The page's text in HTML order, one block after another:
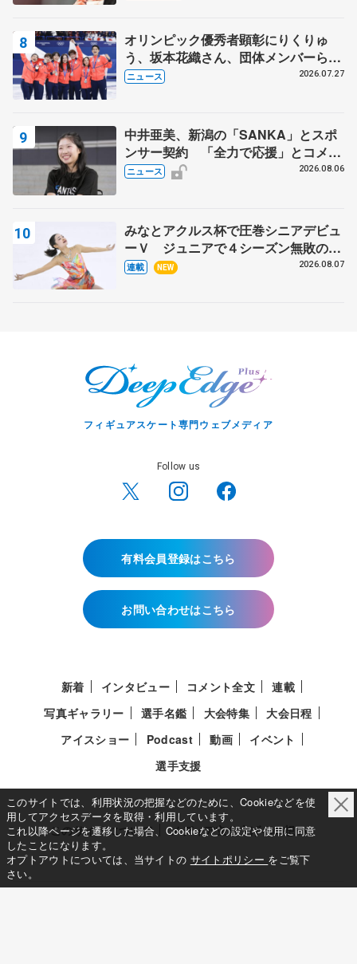
オリンピック優秀者顕彰にりくりゅ
う、坂本花織さん、団体メンバーら
8月7日に文科省が表彰式、ブルーノ・
ニュース 2026.07.27
中井亜美、新潟の「SANKA」とスポ
ンサー契約 「全力で応援」とコメン
ト
ニュース 2026.08.06
みなとアクルス杯で圧巻シニアデビュ
ーＶ ジュニアで４シーズン無敗の島
田麻央
連載 NEW 2026.08.07
フィギュアスケート専門ウェブメディア
Follow us
有料会員登録はこちら
お問い合わせはこちら
新着 インタビュー コメント全文
連載
写真ギャラリー
選手名鑑 大会特集
大会日程
アイスショー
Podcast 動画
イベント
選手支援
このサイトについて メディア立ち上げへの想い
このサイトでは、利用状況の把握などのために、Cookieなどを使
用してアクセスデータを取得・利用しています。
これ以降ページを遷移した場合、Cookieなどの設定や使用に同意
したことになります。
オプトアウトについては、当サイトの サイトポリシー をご覧下
さい。